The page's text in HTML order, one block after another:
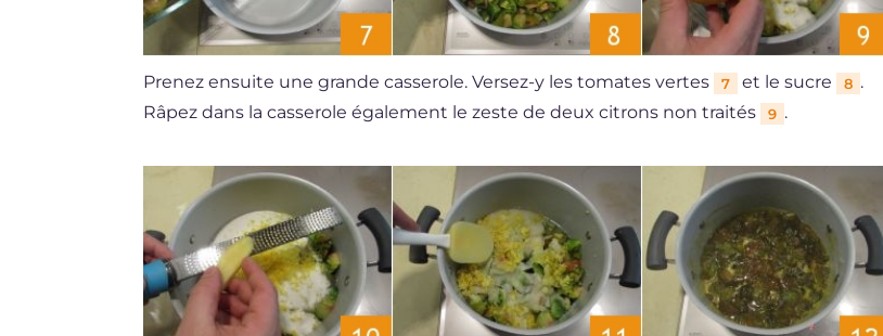
Prenez ensuite une grande casserole. Versez-y les tomates vertes 7 et le sucre 8 .
Râpez dans la casserole également le zeste de deux citrons non traités
9 .